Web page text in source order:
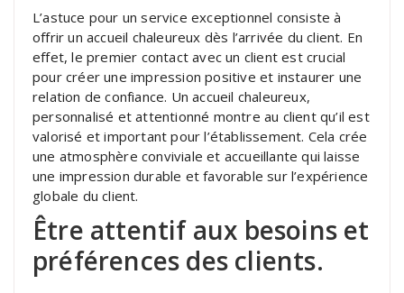
L’astuce pour un service exceptionnel consiste à
offrir un accueil chaleureux dès l’arrivée du client. En
effet, le premier contact avec un client est crucial
pour créer une impression positive et instaurer une
relation de confiance. Un accueil chaleureux,
personnalisé et attentionné montre au client qu’il est
valorisé et important pour l’établissement. Cela crée
une atmosphère conviviale et accueillante qui laisse
une impression durable et favorable sur l’expérience
globale du client.
Être attentif aux besoins et
préférences des clients.